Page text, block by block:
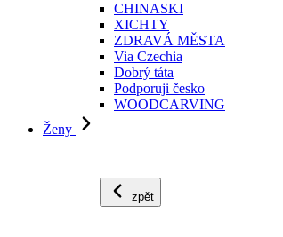
CHINASKI
XICHTY
ZDRAVÁ MĚSTA
Via Czechia
Dobrý táta
Podporuji česko
WOODCARVING
Ženy
zpět